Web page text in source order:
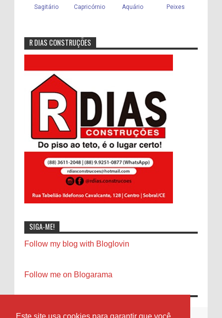
R DIAS CONSTRUÇÕES
SIGA-ME!
Follow my blog with Bloglovin
Follow me on Blogarama